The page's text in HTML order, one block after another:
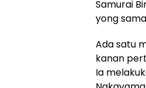
Samurai
yong
Ada satu
kanan
Ia